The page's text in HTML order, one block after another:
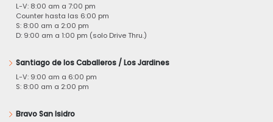
L-V: 8:00 am a 7:00 pm
Counter hasta las 6:00 pm
S: 8:00 am a 2:00 pm
D: 9:00 am a 1:00 pm (solo Drive Thru.)
Santiago de los Caballeros / Los Jardines
L-V: 9:00 am a 6:00 pm
S: 8:00 am a 2:00 pm
Bravo San Isidro